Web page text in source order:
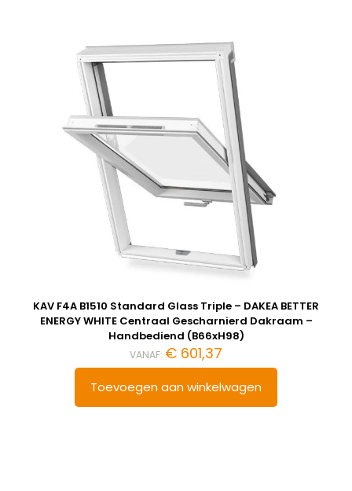
KAV F4A B1510 Standard Glass Triple – DAKEA BETTER
ENERGY WHITE Centraal Gescharnierd Dakraam –
Handbediend (B66xH98)
VANAF: € 601,37
Toevoegen aan winkelwagen